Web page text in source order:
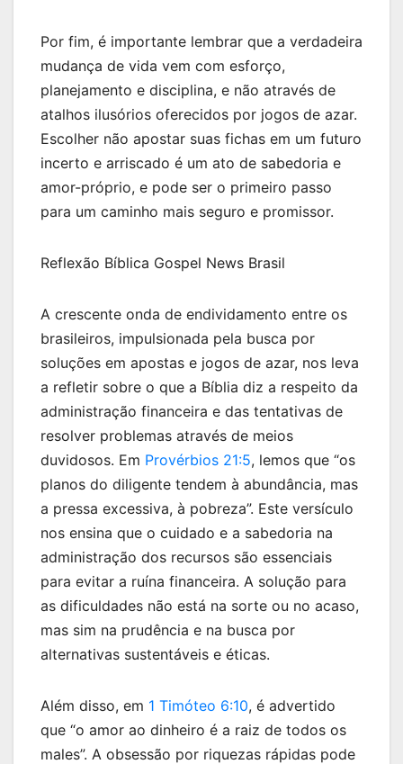
Por fim, é importante lembrar que a verdadeira
mudança de vida vem com esforço,
planejamento e disciplina, e não através de
atalhos ilusórios oferecidos por jogos de azar.
Escolher não apostar suas fichas em um futuro
incerto e arriscado é um ato de sabedoria e
amor-próprio, e pode ser o primeiro passo
para um caminho mais seguro e promissor.
Reflexão Bíblica Gospel News Brasil
A crescente onda de endividamento entre os
brasileiros, impulsionada pela busca por
soluções em apostas e jogos de azar, nos leva
a refletir sobre o que a Bíblia diz a respeito da
administração financeira e das tentativas de
resolver problemas através de meios
duvidosos. Em Provérbios 21:5, lemos que “os
planos do diligente tendem à abundância, mas
a pressa excessiva, à pobreza”. Este versículo
nos ensina que o cuidado e a sabedoria na
administração dos recursos são essenciais
para evitar a ruína financeira. A solução para
as dificuldades não está na sorte ou no acaso,
mas sim na prudência e na busca por
alternativas sustentáveis e éticas.
Além disso, em 1 Timóteo 6:10, é advertido
que “o amor ao dinheiro é a raiz de todos os
males”. A obsessão por riquezas rápidas pode